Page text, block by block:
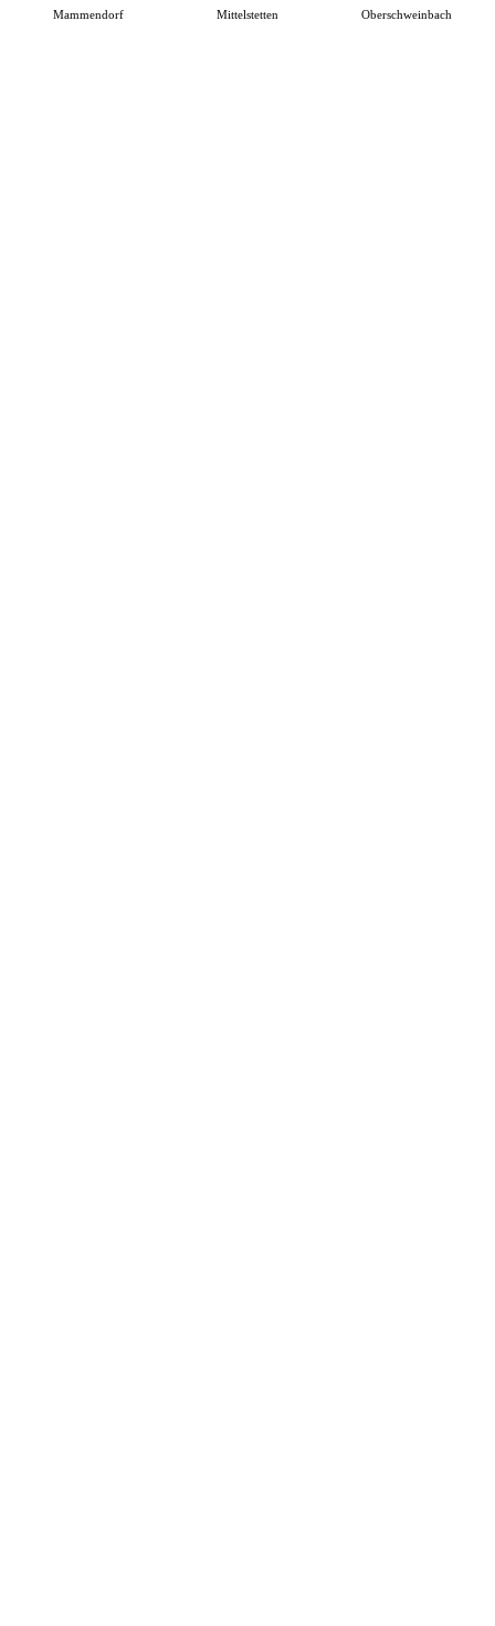
Mammendorf Mittelstetten Oberschweinbach